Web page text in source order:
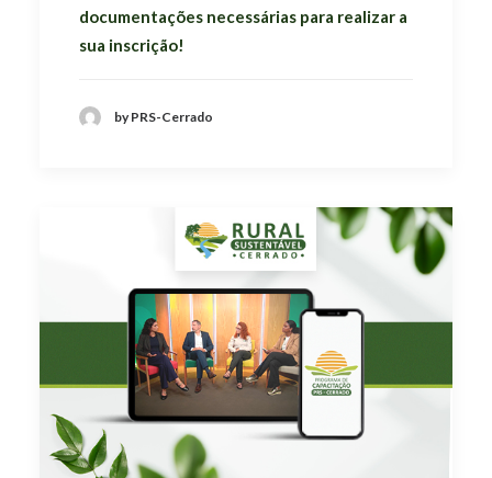
documentações necessárias para realizar a
sua inscrição!
by PRS-Cerrado